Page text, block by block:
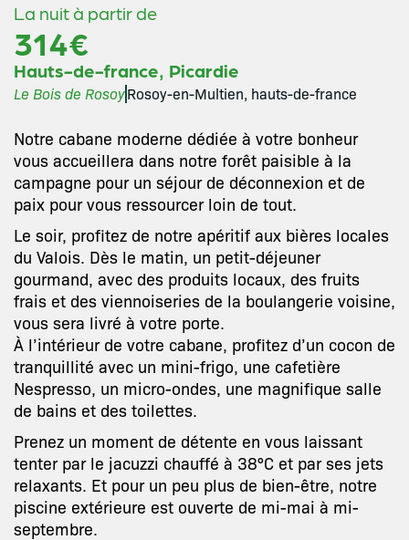
La nuit à partir de
314€
Hauts-de-france, Picardie
Le Bois de RosoyRosoy-en-Multien, hauts-de-france
Notre cabane moderne dédiée à votre bonheur
vous accueillera dans notre forêt paisible à la
campagne pour un séjour de déconnexion et de
paix pour vous ressourcer loin de tout.
Le soir, profitez de notre apéritif aux bières locales
du Valois. Dès le matin, un petit-déjeuner
gourmand, avec des produits locaux, des fruits
frais et des viennoiseries de la boulangerie voisine,
vous sera livré à votre porte.
À l’intérieur de votre cabane, profitez d’un cocon de
tranquillité avec un mini-frigo, une cafetière
Nespresso, un micro-ondes, une magnifique salle
de bains et des toilettes.
Prenez un moment de détente en vous laissant
tenter par le jacuzzi chauffé à 38°C et par ses jets
relaxants. Et pour un peu plus de bien-être, notre
piscine extérieure est ouverte de mi-mai à mi-
septembre.